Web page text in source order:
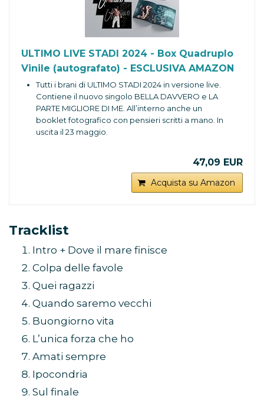
ULTIMO LIVE STADI 2024 - Box Quadruplo
Vinile (autografato) - ESCLUSIVA AMAZON
Tutti i brani di ULTIMO STADI 2024 in versione live.
Contiene il nuovo singolo BELLA DAVVERO e LA
PARTE MIGLIORE DI ME. All’interno anche un
booklet fotografico con pensieri scritti a mano. In
uscita il 23 maggio.
47,09 EUR
Acquista su Amazon
Tracklist
Intro + Dove il mare finisce
Colpa delle favole
Quei ragazzi
Quando saremo vecchi
Buongiorno vita
L’unica forza che ho
Amati sempre
Ipocondria
Sul finale